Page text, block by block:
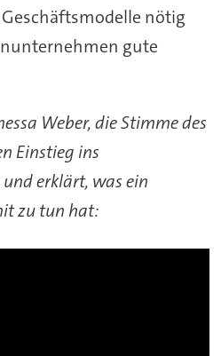
nötig
gute
Weber, die Stimme des
Einstieg ins
erklärt, was ein
zu tun hat: